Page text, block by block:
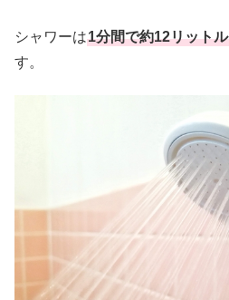
シャワーは1分間で約12リットル
す。